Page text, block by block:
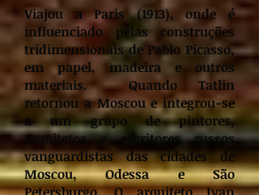
Viajou a Paris (1913), onde é
influenciado pelas construções
tridimensionais de Pablo Picasso,
em papel, madeira e outros
materiais. Quando Tatlin
retornou a Moscou e integrou-se
a um grupo de pintores,
arquitetos e escritores russos
vanguardistas das cidades de
Moscou, Odessa e São